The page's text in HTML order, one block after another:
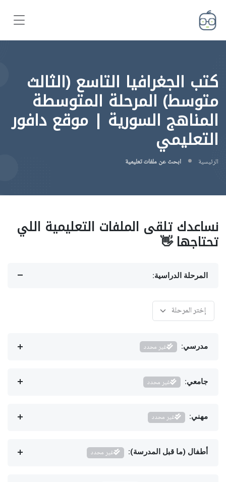
كتب الجغرافيا التاسع (الثالث
متوسط) المرحلة المتوسطة
المناهج السورية | موقع دافور
التعليمي
الرئيسية ابحث عن ملفات تعليمية
نساعدك تلقى الملفات التعليمية اللي
تحتاجها 👋
المرحلة الدراسية:
مدرسي: غير محدد
جامعي: غير محدد
مهني: غير محدد
أطفال (ما قبل المدرسة): غير محدد